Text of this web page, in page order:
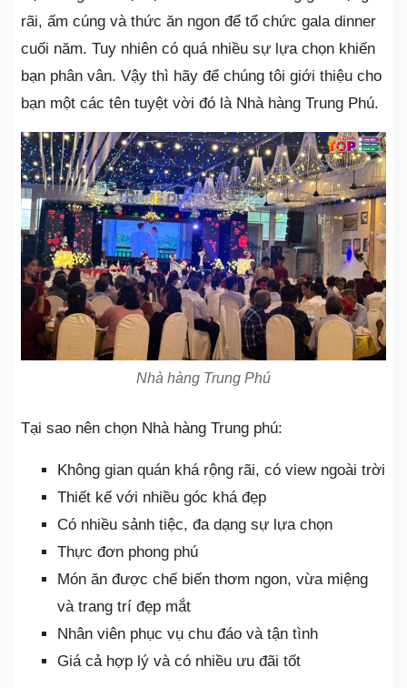
rãi, ấm cúng và thức ăn ngon để tổ chức gala dinner
cuối năm. Tuy nhiên có quá nhiều sự lựa chọn khiến
bạn phân vân. Vậy thì hãy để chúng tôi giới thiệu cho
bạn một các tên tuyệt vời đó là Nhà hàng Trung Phú.
Nhà hàng Trung Phú
Tại sao nên chọn Nhà hàng Trung phú:
Không gian quán khá rộng rãi, có view ngoài trời
Thiết kế với nhiều góc khá đẹp
Có nhiều sảnh tiệc, đa dạng sự lựa chọn
Thực đơn phong phú
Món ăn được chế biến thơm ngon, vừa miệng
và trang trí đẹp mắt
Nhân viên phục vụ chu đáo và tận tình
Giá cả hợp lý và có nhiều ưu đãi tốt